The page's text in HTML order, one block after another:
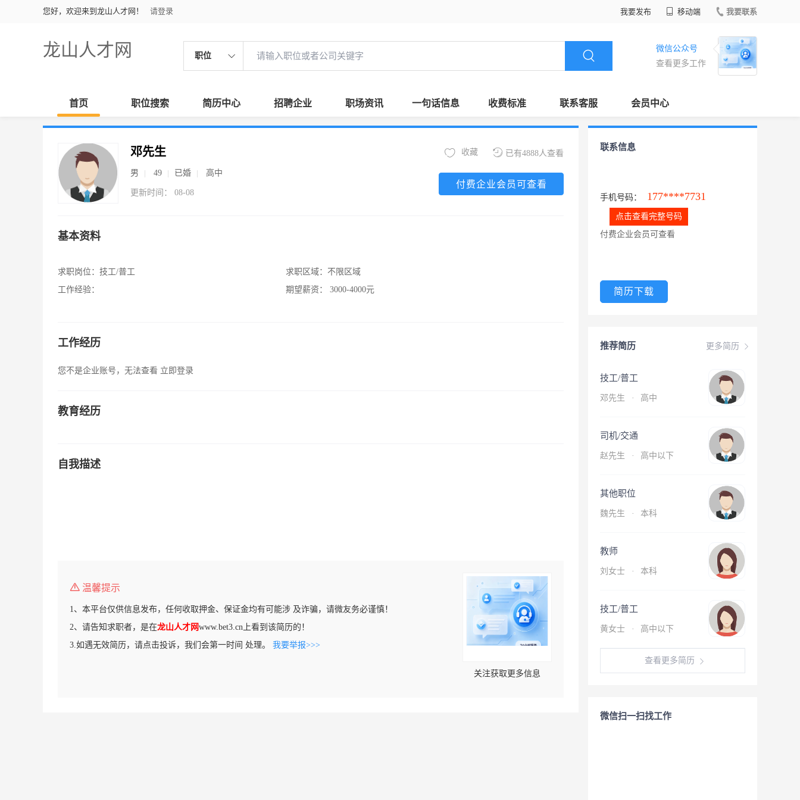
您好，欢迎来到龙山人才网！ 请登录 我要发布 移动端 我要联系
龙山人才网 职位
微信公众号
查看更多工作
首页 职位搜索 简历中心 招聘企业 职场资讯 一句话信息 收费标准 联系客服 会员中心
邓先生
男 49 已婚 高中
更新时间： 08-08
已有4888人查看
收藏
付费企业会员可查看
基本资料
求职岗位： 技工/普工
工作经验：
求职区域： 不限区域
期望薪资：
3000-4000元
工作经历
您不是企业账号，无法查看 立即登录
教育经历
自我描述
温馨提示
1、本平台仅供信息发布，任何收取押金、保证金均有可能涉 及诈骗，请微友务必谨慎！
2、请告知求职者，是在龙山人才网www.bet3.cn上看到该简历的！
3.如遇无效简历，请点击投诉，我们会第一时间 处理。 我要举报>>>
关注获取更多信息
联系信息
手机号码： 177****7731
点击查看完整号码
付费企业会员可查看
简历下载
更多简历
推荐简历
技工/普工
邓先生 · 高中
司机/交通
赵先生 · 高中以下
其他职位
魏先生 · 本科
教师
刘女士 · 本科
技工/普工
黄女士 · 高中以下
查看更多简历
微信扫一扫找工作